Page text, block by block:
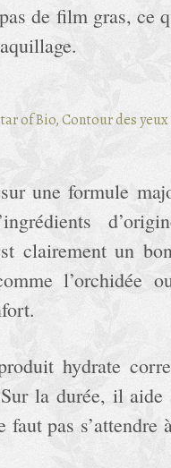
de film gras, ce
une formule
clairement un
l’orchidée
hydrate
la durée, il aide
pas s’attendre